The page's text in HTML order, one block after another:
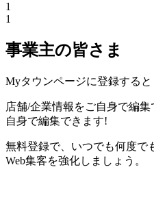
1
1
事業主の皆さま
Myタウンページに登録すると
店舗/企業情報をご自身で編集
自身で編集できます!
無料登録で、いつでも何度で
Web集客を強化しましょう。